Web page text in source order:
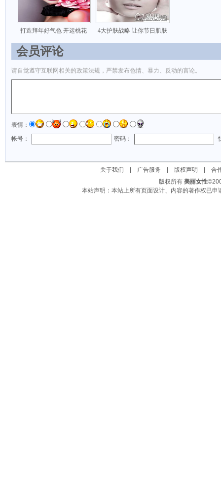
打造拜年好气色 开运桃花 4大护肤战略 让你节日肌肤
会员评论
请自觉遵守互联网相关的政策法规，严禁发布色情、暴力、反动的言论。
表情：
帐号：
密码：
关于我们 广告服务 版权声明
合
版权所有 美丽女性
本站声明：本站上所有页面设计、内容的著作权已